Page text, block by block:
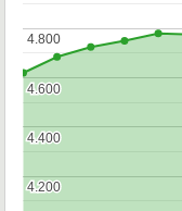
4.200
4.200
4.400
4.400
4.600
4.600
4.800
4.800